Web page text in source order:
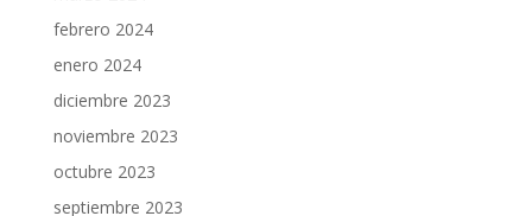
febrero 2024
enero 2024
diciembre 2023
noviembre 2023
octubre 2023
septiembre 2023